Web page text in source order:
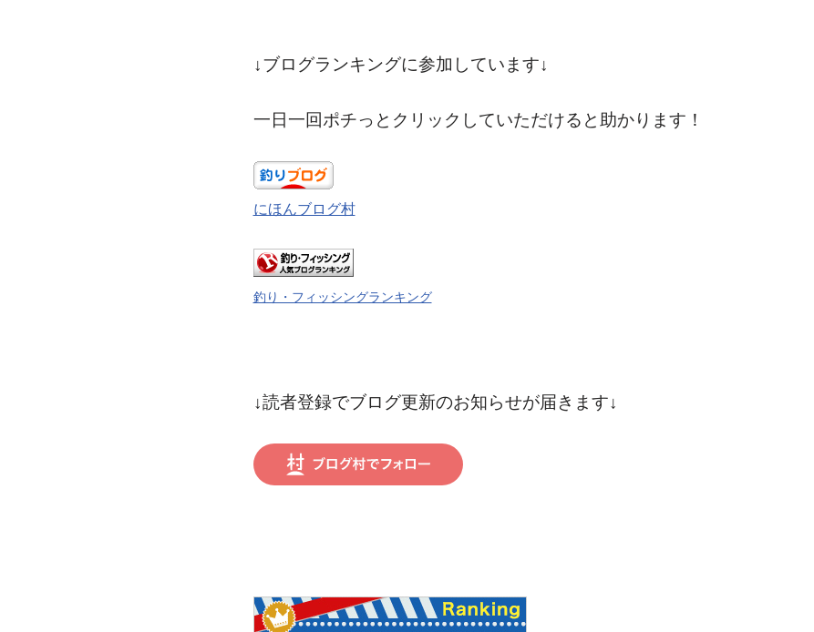
↓ブログランキングに参加しています↓
一日一回ポチっとクリックしていただけると助かります！
にほんブログ村
釣り・フィッシングランキング
↓読者登録でブログ更新のお知らせが届きます↓